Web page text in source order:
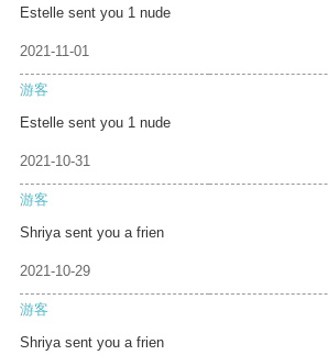
Estelle sent you 1 nude
2021-11-01
游客
Estelle sent you 1 nude
2021-10-31
游客
Shriya sent you a frien
2021-10-29
游客
Shriya sent you a frien